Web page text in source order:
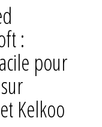
:
pour
Kelkoo